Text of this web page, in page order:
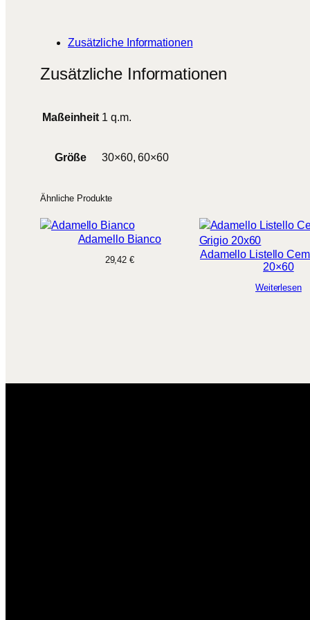
Zusätzliche Informationen
Zusätzliche Informationen
Maßeinheit 1 q.m.
Größe 30×60, 60×60
Ähnliche Produkte
Adamello Bianco
29,42€
Adamello Listello
20×60
Weiterlesen